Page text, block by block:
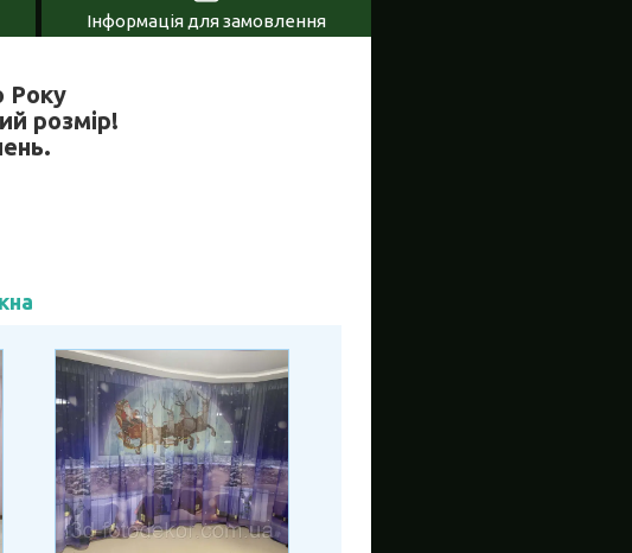
Інформація для замовлення
Року
розмір!